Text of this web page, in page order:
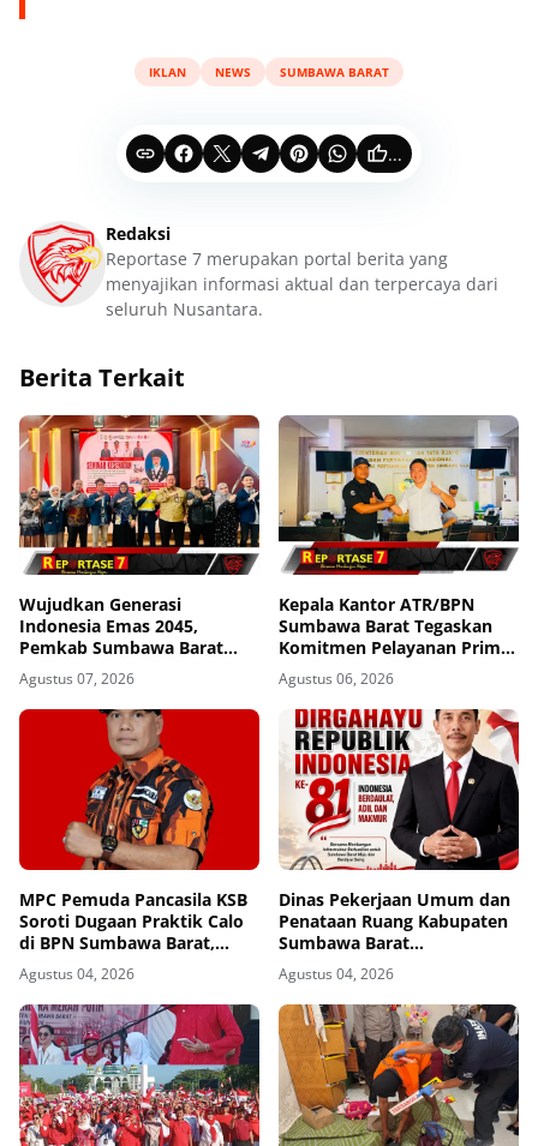
IKLAN NEWS SUMBAWA BARAT
...
Redaksi
Reportase 7 merupakan portal berita yang
menyajikan informasi aktual dan terpercaya dari
seluruh Nusantara.
Berita Terkait
Wujudkan Generasi
Indonesia Emas 2045,
Pemkab Sumbawa Barat
Perkuat Komitmen Lewat
Seminar Kesehatan 1.000
HPK
Agustus 07, 2026
Kepala Kantor ATR/BPN
Sumbawa Barat Tegaskan
Komitmen Pelayanan Prima
dan Buka Pintu Pengaduan
Masyarakat
Agustus 06, 2026
MPC Pemuda Pancasila KSB
Soroti Dugaan Praktik Calo
di BPN Sumbawa Barat,
Desak Evaluasi Total dan
Turun Tangan Aparat
Penegak Hukum
Agustus 04, 2026
Dinas Pekerjaan Umum dan
Penataan Ruang Kabupaten
Sumbawa Barat
Mengucapkan Dirgahayu
Republik Indonesia ke-81
Agustus 04, 2026